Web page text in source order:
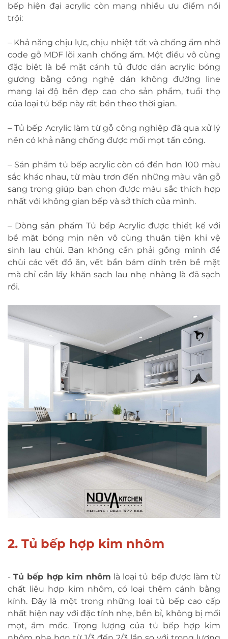
bếp hiện đại acrylic còn mang nhiều ưu điểm nổi
trội:
– Khả năng chịu lực, chịu nhiệt tốt và chống ẩm nhờ
code gỗ MDF lõi xanh chống ẩm. Một điều vô cùng
đặc biệt là bề mặt cánh tủ được dán acrylic bóng
gương bằng công nghệ dán không đường line
mang lại độ bền đẹp cao cho sản phẩm, tuổi thọ
của loại tủ bếp này rất bền theo thời gian.
– Tủ bếp Acrylic làm từ gỗ công nghiệp đã qua xử lý
nên có khả năng chống được mối mọt tấn công.
– Sản phẩm tủ bếp acrylic còn có đến hơn 100 màu
sắc khác nhau, từ màu trơn đến những màu vân gỗ
sang trọng giúp bạn chọn được màu sắc thích hợp
nhất với không gian bếp và sở thích của mình.
– Dòng sản phẩm Tủ bếp Acrylic được thiết kế với
bề mặt bóng mịn nên vô cùng thuận tiện khi vệ
sinh lau chùi. Bạn không cần phải gồng mình để
chùi các vết đồ ăn, vết bẩn bám dính trên bề mặt
mà chỉ cần lấy khăn sạch lau nhẹ nhàng là đã sạch
rồi.
2. Tủ bếp hợp kim nhôm
-Tủ bếp hợp kim nhôm là loại tủ bếp được làm từ
chất liệu hợp kim nhôm, có loại thêm cánh bằng
kính. Đây là một trong những loại tủ bếp cao cấp
nhất hiện nay với đặc tính nhẹ, bền bỉ, không bị mối
mọt, ẩm mốc. Trọng lượng của tủ bếp hợp kim